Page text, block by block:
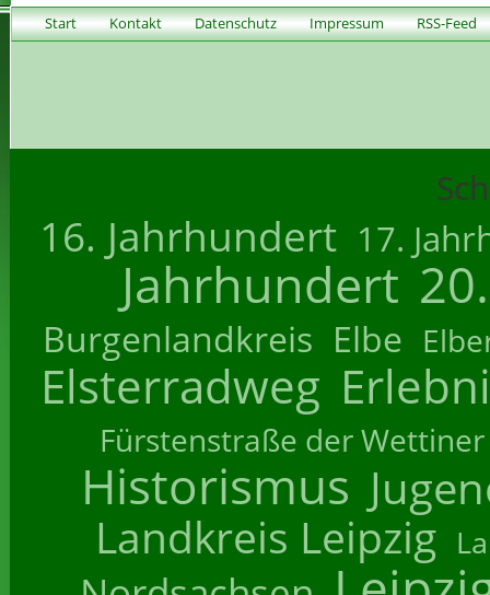
Start Kontakt Datenschutz Impressum RSS-Feed
16. Jahrhundert 17.
Jahrhundert
Burgenlandkreis Elbe
Elsterradweg
Fürstenstraße der Wettiner
Historismus
Landkreis Leipzig